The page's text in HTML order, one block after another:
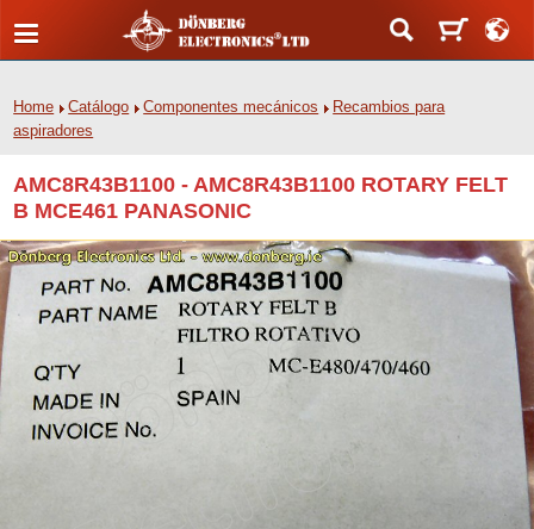
Home Catálogo Componentes mecánicos
Recambios para
aspiradores
AMC8R43B1100 - AMC8R43B1100 ROTARY FELT
B MCE461 PANASONIC